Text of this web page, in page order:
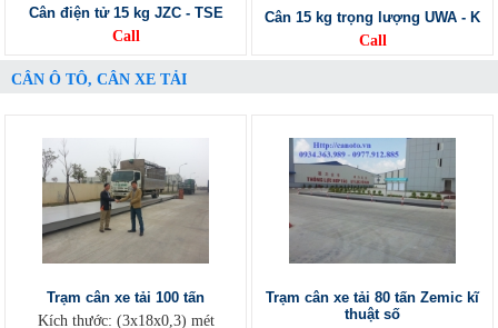
Cân điện tử 15 kg JZC - TSE
Call
Cân 15 kg trọng lượng UWA - K
Call
CÂN Ô TÔ, CÂN XE TẢI
Trạm cân xe tải 100 tấn
Kích thước: (3x18x0,3) mét
Trạm cân xe tải 80 tấn Zemic kĩ
thuật số